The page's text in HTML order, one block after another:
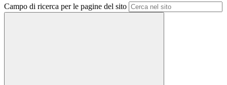
Campo di ricerca per le pagine del sito